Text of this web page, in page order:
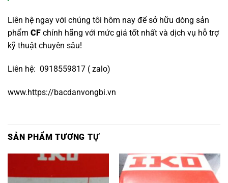
Liên hệ ngay với chúng tôi hôm nay để sở hữu dòng sản
phẩm CF chính hãng với mức giá tốt nhất và dịch vụ hỗ trợ
kỹ thuật chuyên sâu!
Liên hệ: 0918559817 ( zalo)
www.https://bacdanvongbi.vn
SẢN PHẨM TƯƠNG TỰ